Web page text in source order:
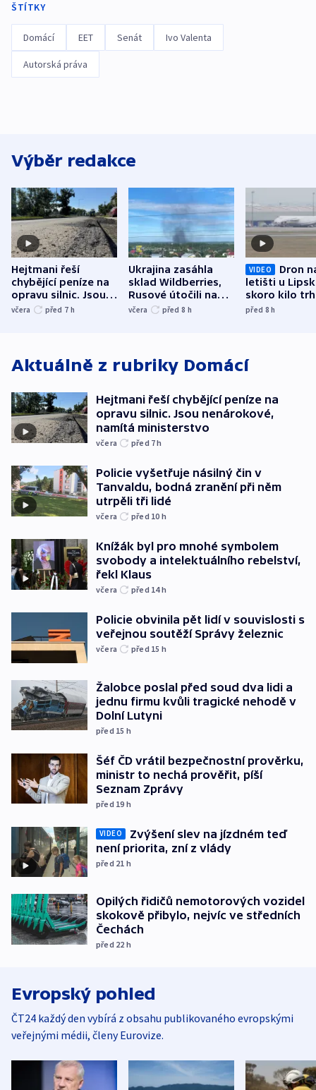
ŠTÍTKY
Domácí EET Senát Ivo Valenta
Autorská práva
Výběr redakce
Hejtmani řeší
chybějící peníze na
opravu silnic. Jsou
nenárokové, namítá
včera před 7 h
Ukrajina zasáhla
sklad Wildberries,
Rusové útočili na
trh, hasiče či
včera před 8 h
VIDEO
Dron
letišti u
skoro kilo
indicie
před 8h
Aktuálně z rubriky Domácí
Hejtmani řeší chybějící peníze na
opravu silnic. Jsou nenárokové,
namítá ministerstvo
včera před 7h
Policie vyšetřuje násilný čin v
Tanvaldu, bodná zranění při něm
utrpěli tři lidé
včera před 10 h
Knížák byl pro mnohé symbolem
svobody a intelektuálního rebelství,
řekl Klaus
včera před 14h
Policie obvinila pět lidí v souvislosti s
veřejnou soutěží Správy železnic
včera před 15 h
Žalobce poslal před soud dva lidi a
jednu firmu kvůli tragické nehodě v
Dolní Lutyni
před 15 h
Šéf ČD vrátil bezpečnostní prověrku,
ministr to nechá prověřit, píší
Seznam Zprávy
před 19 h
VIDEO
Zvýšení slev na jízdném teď
není priorita, zní z vlády
před 21 h
Opilých řidičů nemotorových vozidel
skokově přibylo, nejvíc ve středních
Čechách
před 22 h
Evropský pohled
ČT24 každý den vybírá z obsahu publikovaného evropskými
veřejnými médii, členy Eurovize.